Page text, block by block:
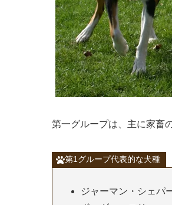
第一グループは、主に家畜
第1グループ代表的な犬種
ジャーマン・シェパ